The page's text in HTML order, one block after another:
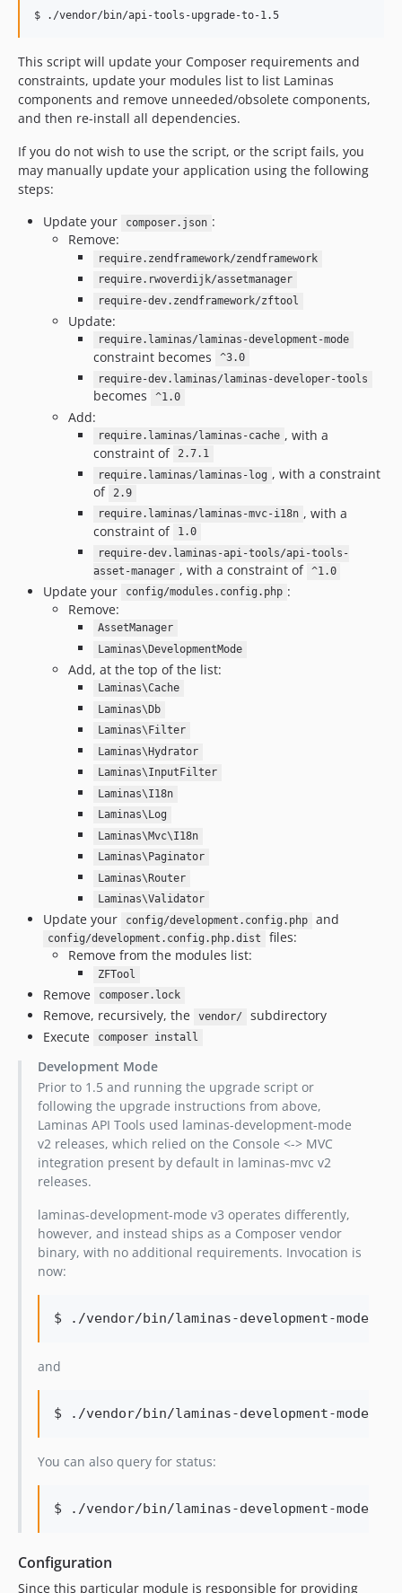
$ ./vendor/bin/api-tools-upgrade-to-1.5
This script will update your Composer requirements and
constraints, update your modules list to list Laminas
components and remove unneeded/obsolete components,
and then re-install all dependencies.
If you do not wish to use the script, or the script fails, you
may manually update your application using the following
steps:
Update your
composer.json :
Remove:
require.zendframework/zendframework
require.rwoverdijk/assetmanager
require-dev.zendframework/zftool
Update:
require.laminas/laminas-development-mode
constraint becomes
^3.0
require-dev.laminas/laminas-developer-tools
becomes ^1.0
Add:
require.laminas/laminas-cache , with a
constraint of
2.7.1
require.laminas/laminas-log , with a constraint
of
2.9
require.laminas/laminas-mvc-i18n , with a
constraint of
1.0
require-dev.laminas-api-tools/api-tools-
asset-manager , with a constraint of ^1.0
Update your config/modules.config.php :
Remove:
AssetManager
Laminas\DevelopmentMode
Add, at the top of the list:
Laminas\Cache
Laminas\Db
Laminas\Filter
Laminas\Hydrator
Laminas\InputFilter
Laminas\I18n
Laminas\Log
Laminas\Mvc\I18n
Laminas\Paginator
Laminas\Router
Laminas\Validator
Update your config/development.config.php and
config/development.config.php.dist
files:
Remove from the modules list:
ZFTool
Remove composer.lock
Remove, recursively, the vendor/
subdirectory
Execute
composer install
Development Mode
Prior to 1.5 and running the upgrade script or
following the upgrade instructions from above,
Laminas API Tools used laminas-development-mode
v2 releases, which relied on the Console <-> MVC
integration present by default in laminas-mvc v2
releases.
laminas-development-mode v3 operates differently,
however, and instead ships as a Composer vendor
binary, with no additional requirements. Invocation is
now:
$ ./vendor/bin/laminas-development-mode
and
$ ./vendor/bin/laminas-development-mode
You can also query for status:
$ ./vendor/bin/laminas-development-mode
Configuration
Since this particular module is responsible for providing